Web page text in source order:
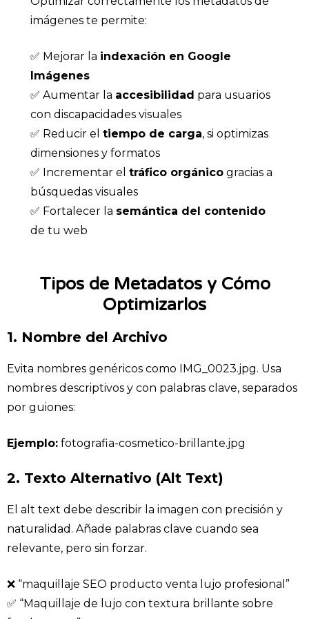
imágenes te permite:
✅ Mejorar la indexación en Google
Imágenes
✅ Aumentar la accesibilidad para usuarios
con discapacidades visuales
✅ Reducir eltiempo de carga, si optimizas
dimensiones y formatos
✅ Incrementar eltráfico orgánico gracias a
búsquedas visuales
✅ Fortalecer la semántica del contenido
de tu web
Tipos de Metadatos y Cómo
Optimizarlos
1. Nombre del Archivo
Evita nombres genéricos como IMG_0023.jpg. Usa
nombres descriptivos y con palabras clave, separados
por guiones:
Ejemplo: fotografia-cosmetico-brillante.jpg
2. Texto Alternativo (Alt Text)
El alt text debe describir la imagen con precisión y
naturalidad. Añade palabras clave cuando sea
relevante, pero sin forzar.
❌ “maquillaje SEO producto venta lujo profesional”
✅ “Maquillaje de lujo con textura brillante sobre